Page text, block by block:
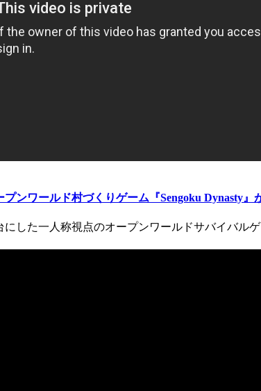
ンワールド村づくりゲーム『Sengoku Dynasty
した一人称視点のオープンワールドサバイバル